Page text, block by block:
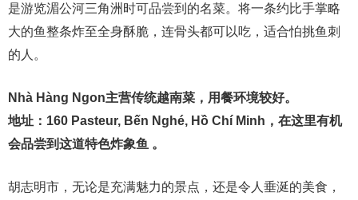
是游览湄公河三角洲时可品尝到的名菜。将一条约比手掌略
大的鱼整条炸至全身酥脆，连骨头都可以吃，适合怕挑鱼刺
的人。
Nhà Hàng Ngon主营传统越南菜，用餐环境较好。
地址：160 Pasteur, Bến Nghé, Hồ Chí Minh，在这里有机
会品尝到这道特色炸象鱼 。
胡志明市，无论是充满魅力的景点，还是令人垂涎的美食，